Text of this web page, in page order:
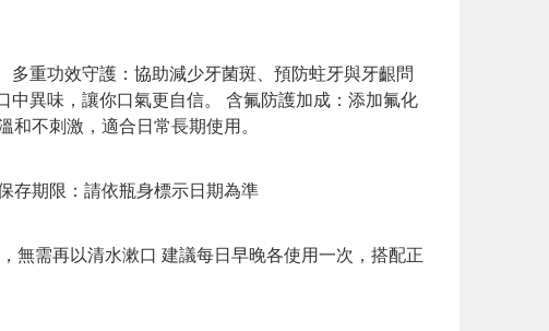
重功效守護：協助減少牙菌斑、預防蛀牙與牙齦問
異味，讓你口氣更自信。 含氟防護加成：添加氟化
不刺激，適合日常長期使用。
存期限：請依瓶身標示日期為準
無需再以清水漱口 建議每日早晚各使用一次，搭配正